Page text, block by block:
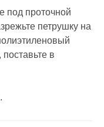
под проточной
петрушку на
в